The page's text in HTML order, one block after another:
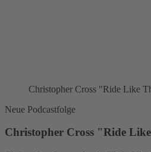
Christopher Cross "Ride Like
Neue Podcastfolge
Christopher Cross "Ride